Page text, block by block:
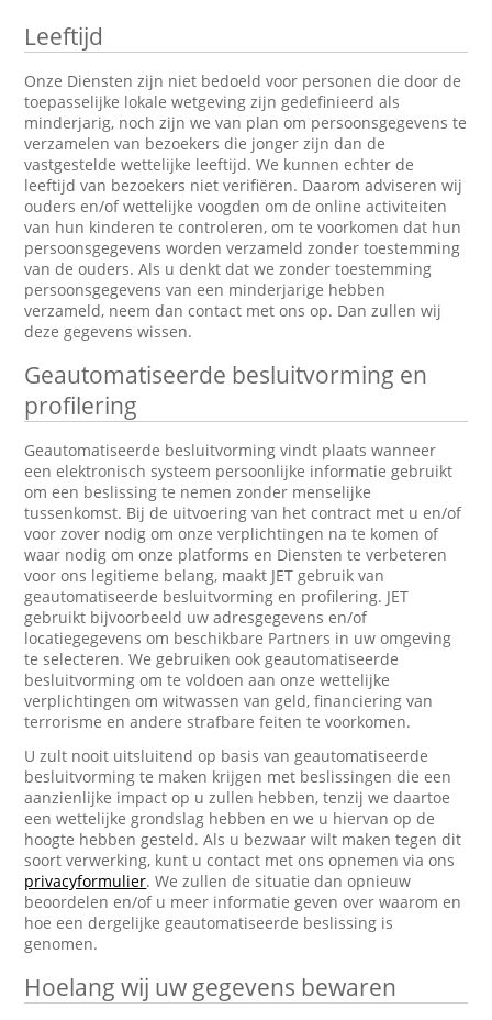
Leeftijd
Onze Diensten zijn niet bedoeld voor personen die door de
toepasselijke lokale wetgeving zijn gedefinieerd als
minderjarig, noch zijn we van plan om persoonsgegevens te
verzamelen van bezoekers die jonger zijn dan de
vastgestelde wettelijke leeftijd. We kunnen echter de
leeftijd van bezoekers niet verifiëren. Daarom adviseren wij
ouders en/of wettelijke voogden om de online activiteiten
van hun kinderen te controleren, om te voorkomen dat hun
persoonsgegevens worden verzameld zonder toestemming
van de ouders. Als u denkt dat we zonder toestemming
persoonsgegevens van een minderjarige hebben
verzameld, neem dan contact met ons op. Dan zullen wij
deze gegevens wissen.
Geautomatiseerde besluitvorming en
profilering
Geautomatiseerde besluitvorming vindt plaats wanneer
een elektronisch systeem persoonlijke informatie gebruikt
om een beslissing te nemen zonder menselijke
tussenkomst. Bij de uitvoering van het contract met u en/of
voor zover nodig om onze verplichtingen na te komen of
waar nodig om onze platforms en Diensten te verbeteren
voor ons legitieme belang, maakt JET gebruik van
geautomatiseerde besluitvorming en profilering. JET
gebruikt bijvoorbeeld uw adresgegevens en/of
locatiegegevens om beschikbare Partners in uw omgeving
te selecteren. We gebruiken ook geautomatiseerde
besluitvorming om te voldoen aan onze wettelijke
verplichtingen om witwassen van geld, financiering van
terrorisme en andere strafbare feiten te voorkomen.
U zult nooit uitsluitend op basis van geautomatiseerde
besluitvorming te maken krijgen met beslissingen die een
aanzienlijke impact op u zullen hebben, tenzij we daartoe
een wettelijke grondslag hebben en we u hiervan op de
hoogte hebben gesteld. Als u bezwaar wilt maken tegen dit
soort verwerking, kunt u contact met ons opnemen via ons
privacyformulier. We zullen de situatie dan opnieuw
beoordelen en/of u meer informatie geven over waarom en
hoe een dergelijke geautomatiseerde beslissing is
genomen.
Hoelang wij uw gegevens bewaren